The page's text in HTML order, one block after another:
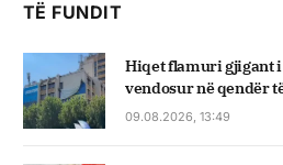
TË FUNDIT
Hiqet flamuri gjigant
vendosur në qendër
09.08.2026, 13:49